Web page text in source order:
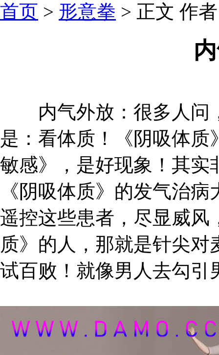
首页 > 形意拳 > 正文 作
内气外放：很多人问
是：看体质！《阴吸体
敏感》，是好现象！其实
《阴吸体质》的发气治
遥控这些患者，尽显威风
质》的人，那就是针尖
试百败！就像男人去勾引